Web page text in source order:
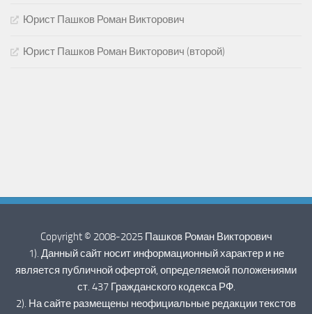
Юрист Пашков Роман Викторович
Юрист Пашков Роман Викторович (второй)
Copyright © 2008-2025 Пашков Роман Викторович
1). Данный сайт носит информационный характер и не
является публичной офертой, определяемой положениями
ст. 437 Гражданского кодекса РФ.
2). На сайте размещены неофициальные редакции текстов